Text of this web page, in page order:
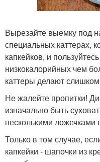
Вырезайте выемку под
специальных каттерах,
капкейков, и
низкокалорийных чем
каттеры делают
Не жалейте пропитки!
изначально быть
несколькими ложечками
Только в том случае,
капкейки - шапочки из